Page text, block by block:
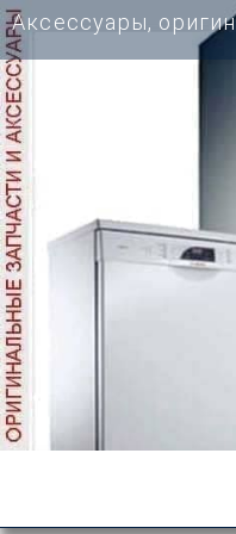
Перейти
к
содержимому
Аксессуары,